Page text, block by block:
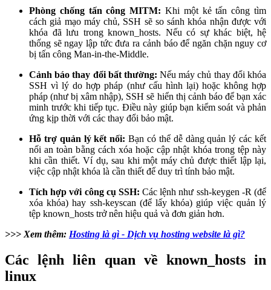
Phòng chống tấn công MITM: Khi một kẻ tấn công tìm
cách giả mạo máy chủ, SSH sẽ so sánh khóa nhận được với
khóa đã lưu trong known_hosts. Nếu có sự khác biệt, hệ
thống sẽ ngay lập tức đưa ra cảnh báo để ngăn chặn nguy cơ
bị tấn công Man-in-the-Middle.
Cảnh báo thay đổi bất thường: Nếu máy chủ thay đổi khóa
SSH vì lý do hợp pháp (như cấu hình lại) hoặc không hợp
pháp (như bị xâm nhập), SSH sẽ hiển thị cảnh báo để bạn xác
minh trước khi tiếp tục. Điều này giúp bạn kiểm soát và phản
ứng kịp thời với các thay đổi bảo mật.
Hỗ trợ quản lý kết nối:Bạn có thể dễ dàng quản lý các kết
nối an toàn bằng cách xóa hoặc cập nhật khóa trong tệp này
khi cần thiết. Ví dụ, sau khi một máy chủ được thiết lập lại,
việc cập nhật khóa là cần thiết để duy trì tính bảo mật.
Tích hợp với công cụ SSH:Các lệnh như ssh-keygen -R (để
xóa khóa) hay ssh-keyscan (để lấy khóa) giúp việc quản lý
tệp known_hosts trở nên hiệu quả và đơn giản hơn.
>>> Xem thêm: Hosting là gì - Dịch vụ hosting website là gì?
Các lệnh liên quan về known_hosts in
linux